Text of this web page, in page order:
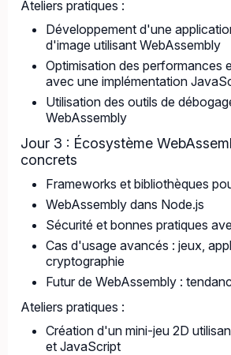
Ateliers pratiques :
Développement d'une
d'image utilisant WebAssembly
Optimisation des performances
avec une implémentation
Utilisation des outils de
WebAssembly
Jour 3 : Écosystème
concrets
Frameworks et bibliothèques
WebAssembly dans Node.js
Sécurité et bonnes pratiques
Cas d'usage avancés : jeux,
cryptographie
Futur de WebAssembly :
Ateliers pratiques :
Création d'un mini-jeu 2D
et JavaScript